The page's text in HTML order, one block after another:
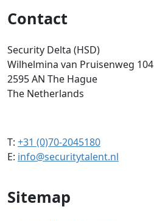
Contact
Security Delta (HSD)
Wilhelmina van Pruisenweg 104
2595 AN The Hague
The Netherlands
T: +31 (0)70-2045180
E: info@securitytalent.nl
Sitemap